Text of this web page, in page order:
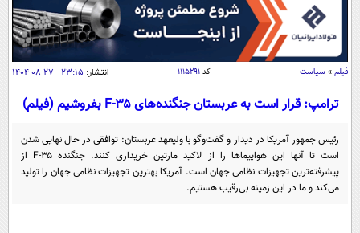
سواد زندگی
اقتصاد
اقتصادی
جامعه
حوادث
بین الملل
سیاست خارجی
فرهنگ و هنر
فیلم » سیاست کد ۱۱۱۵۲۹۱ انتشار: ۲۳:۱۵ - ۲۷-۰۸-۱۴۰۴
ترامپ: قرار است به عربستان جنگنده‌های F-۳۵ بفروشیم (فیلم)
رئیس جمهور آمریکا در دیدار و گفت‌و‌گو با ولیعهد عربستان: توافقی در حال نهایی شدن
است تا آنها این هواپیما‌ها را از لاکید مارتین خریداری کنند. جنگنده F-۳۵ از
پیشرفته‌ترین تجهیزات نظامی جهان است. آمریکا بهترین تجهیزات نظامی جهان را تولید
می‌کند و ما در این زمینه بی‌رقیب هستیم.